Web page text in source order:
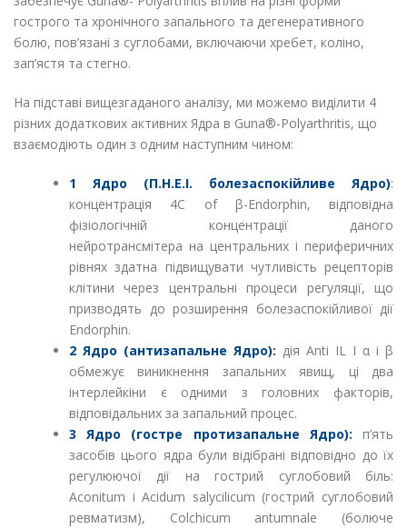
гострого та хронічного запального та дегенеративного
болю, пов’язані з суглобами, включаючи хребет, коліно,
зап’ястя та стегно.
На підставі вищезгаданого аналізу, ми можемо виділити 4
різних додаткових активних Ядра в Guna®-Polyarthritis, що
взаємодіють один з одним наступним чином:
1 Ядро (П.Н.Е.І. болезаспокійливе Ядро):
концентрація 4С of β-Endorphin, відповідна
фізіологічній концентрації даного
нейротрансмітера на центральних і периферичних
рівнях здатна підвищувати чутливість рецепторів
клітини через центральні процеси регуляції, що
призводять до розширення болезаспокійливої ​​дії
Endorphin.
2 Ядро (антизапальне Ядро): дія Anti IL I α і β
обмежує виникнення запальних явищ, ці два
інтерлейкіни є одними з головних факторів,
відповідальних за запальний процес.
3 Ядро (гостре протизапальне Ядро): п’ять
засобів цього ядра були відібрані відповідно до їх
регулюючої дії на гострий суглобовий біль:
Aconitum і Acidum salycilicum (гострий суглобовий
ревматизм), Colchicum antumnale (болюче